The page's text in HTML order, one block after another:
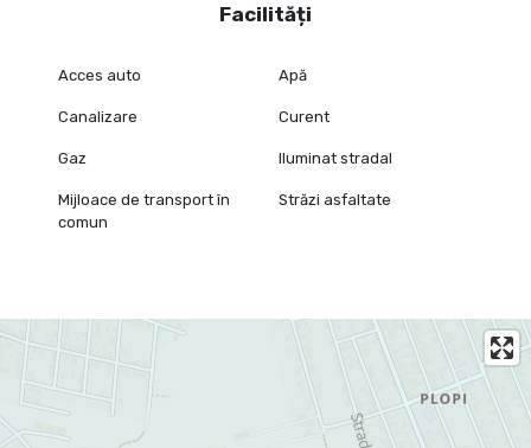
Facilități
Acces auto Apă
Canalizare Curent
Gaz Iluminat stradal
Mijloace de transport în
comun
Străzi asfaltate